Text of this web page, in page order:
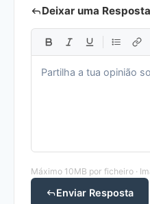
Deixar uma Resposta
Máximo 10MB por ficheiro ·
Enviar Resposta